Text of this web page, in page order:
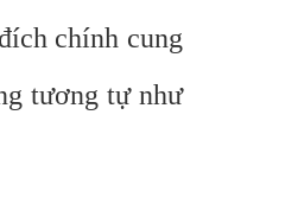
chính cung
tương tự như